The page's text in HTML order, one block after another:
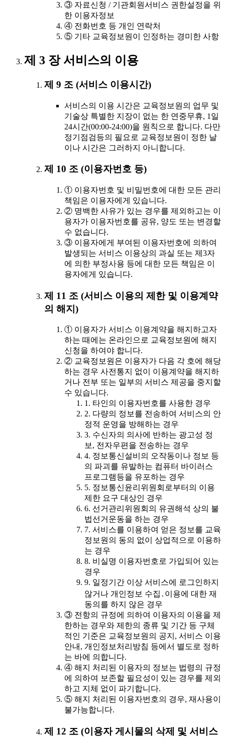
③ 자료신청 / 기관회원서비스 권한설정을 위
한 이용자정보
④ 전화번호 등 개인 연락처
⑤ 기타 교육정보원이 인정하는 경미한 사항
제 3 장 서비스의 이용
제 9 조 (서비스 이용시간)
서비스의 이용 시간은 교육정보원의 업무 및
기술상 특별한 지장이 없는 한 연중무휴, 1일
24시간(00:00-24:00)을 원칙으로 합니다. 다만
정기점검등의 필요로 교육정보원이 정한 날
이나 시간은 그러하지 아니합니다.
제 10 조 (이용자번호 등)
① 이용자번호 및 비밀번호에 대한 모든 관리
책임은 이용자에게 있습니다.
② 명백한 사유가 있는 경우를 제외하고는 이
용자가 이용자번호를 공유, 양도 또는 변경할
수 없습니다.
③ 이용자에게 부여된 이용자번호에 의하여
발생되는 서비스 이용상의 과실 또는 제3자
에 의한 부정사용 등에 대한 모든 책임은 이
용자에게 있습니다.
제 11 조 (서비스 이용의 제한 및 이용계약
의 해지)
① 이용자가 서비스 이용계약을 해지하고자
하는 때에는 온라인으로 교육정보원에 해지
신청을 하여야 합니다.
② 교육정보원은 이용자가 다음 각 호에 해당
하는 경우 사전통지 없이 이용계약을 해지하
거나 전부 또는 일부의 서비스 제공을 중지할
수 있습니다.
1. 타인의 이용자번호를 사용한 경우
2. 다량의 정보를 전송하여 서비스의 안
정적 운영을 방해하는 경우
3. 수신자의 의사에 반하는 광고성 정
보, 전자우편을 전송하는 경우
4. 정보통신설비의 오작동이나 정보 등
의 파괴를 유발하는 컴퓨터 바이러스
프로그램등을 유포하는 경우
5. 정보통신윤리위원회로부터의 이용
제한 요구 대상인 경우
6. 선거관리위원회의 유권해석 상의 불
법선거운동을 하는 경우
7. 서비스를 이용하여 얻은 정보를 교육
정보원의 동의 없이 상업적으로 이용하
는 경우
8. 비실명 이용자번호로 가입되어 있는
경우
9. 일정기간 이상 서비스에 로그인하지
않거나 개인정보 수집․이용에 대한 재
동의를 하지 않은 경우
③ 전항의 규정에 의하여 이용자의 이용을 제
한하는 경우와 제한의 종류 및 기간 등 구체
적인 기준은 교육정보원의 공지, 서비스 이용
안내, 개인정보처리방침 등에서 별도로 정하
는 바에 의합니다.
④ 해지 처리된 이용자의 정보는 법령의 규정
에 의하여 보존할 필요성이 있는 경우를 제외
하고 지체 없이 파기합니다.
⑤ 해지 처리된 이용자번호의 경우, 재사용이
불가능합니다.
제 12 조 (이용자 게시물의 삭제 및 서비스